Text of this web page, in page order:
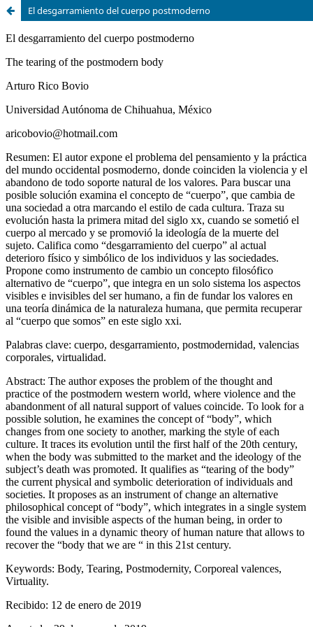
El desgarramiento del cuerpo postmoderno